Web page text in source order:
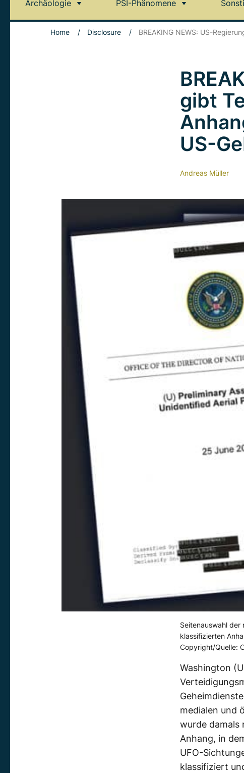
Archäologie PSI-Phänomene
Home / Disclosure / BREAKING NEWS: US-
gibt
US-
Andreas Müller
Seitenauswahl
klassifizierten
Copyright/Quelle:
Washington
medialen und
wurde damals
Anhang, in
UFO-
klassifiziert